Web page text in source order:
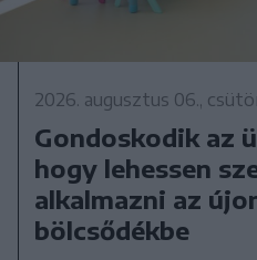
2026. augusztus 06.,
Gondoskodik az
hogy lehessen
alkalmazni az
bölcsődékbe